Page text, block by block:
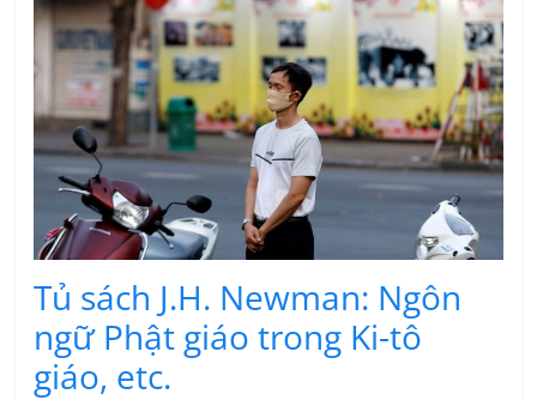
Tủ sách J.H. Newman: Ngôn
ngữ Phật giáo trong Ki-tô
giáo, etc.